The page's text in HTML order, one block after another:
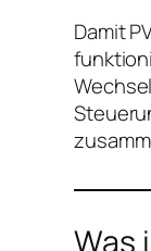
Damit
Was